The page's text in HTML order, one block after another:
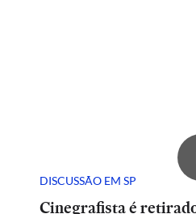
DISCUSSÃO EM SP
Cinegrafista é